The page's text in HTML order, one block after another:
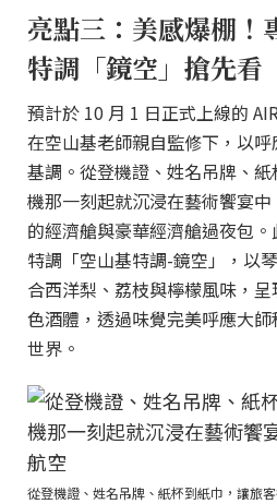
亮點三：美感爆棚！
特調「鏡空」搶先看
預計於 10 月 1 日正式上線的
在空山基老師親自監修下，以
基調。從登機證、姓名吊牌、
機那一刻起就沉浸在藝術饗宴
的經濟艙與豪華經濟艙過夜包
特調「空山基特調-鏡空」，以
合西洋梨、荔枝與檸檬風味，
色酒體，透過味覺完美呼應大
世界。
從登機證、姓名吊牌、紙杯到紙巾，讓旅